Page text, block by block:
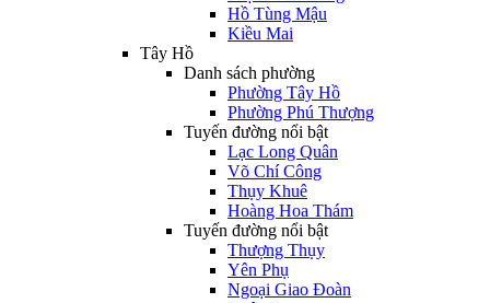
Hồ Tùng Mậu
Kiều Mai
Tây Hồ
Danh sách phường
Phường Tây Hồ
Phường Phú Thượng
Tuyến đường nổi bật
Lạc Long Quân
Võ Chí Công
Thụy Khuê
Hoàng Hoa Thám
Tuyến đường nổi bật
Thượng Thụy
Yên Phụ
Ngoại Giao Đoàn